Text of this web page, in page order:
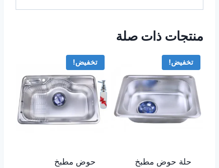
منتجات ذات صلة
تخفيض!
حلة حوض مطبخ
تخفيض!
حوض مطبخ